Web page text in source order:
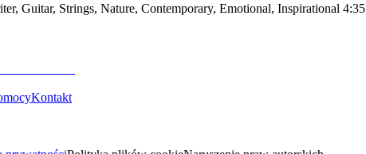
Guitar, Strings, Nature, Contemporary, Emotional, Inspirational 4:35
Kontakt